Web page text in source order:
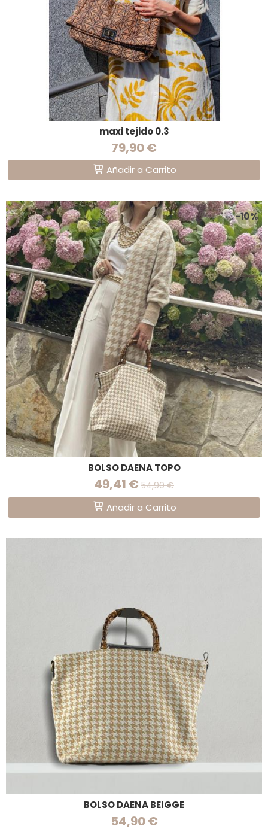
maxi tejido 0.3
79,90 €
Añadir a Carrito
-10 %
BOLSO DAENA TOPO
49,41 € 54,90 €
Añadir a Carrito
BOLSO DAENA BEIGGE
54,90 €